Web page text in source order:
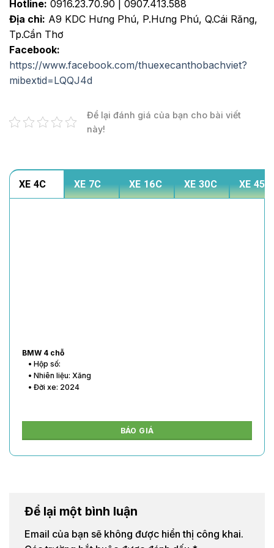
Hotline: 0916.23.70.90 | 0907.413.588
Địa chỉ: A9 KDC Hưng Phú, P.Hưng Phú, Q.Cái Răng,
Tp.Cần Thơ
Facebook:
https://www.facebook.com/thuexecanthobachviet?
mibextid=LQQJ4d
Để lại đánh giá của bạn cho bài viết
này!
XE 4C XE 7C XE 16C XE 30C XE 45C
BMW 4 chỗ
• Hộp số:
• Nhiên liệu: Xăng
• Đời xe: 2024
BÁO GIÁ
Để lại một bình luận
Email của bạn sẽ không được hiển thị công khai.